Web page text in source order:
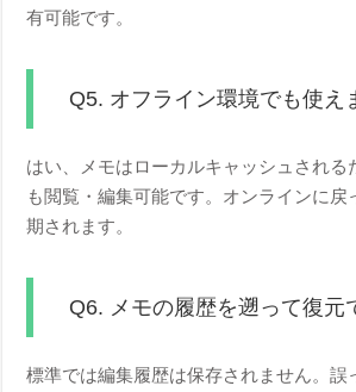
有可能です。
Q5. オフライン環境でも使え
はい、メモはローカルキャッシュされる
も閲覧・編集可能です。オンラインに戻
期されます。
Q6. メモの履歴を遡って復元
標準では編集履歴は保存されません。誤